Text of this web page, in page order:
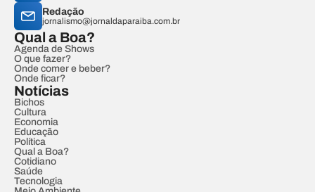
Redação
jornalismo@jornaldaparaiba.com.br
Qual a Boa?
Agenda de Shows
O que fazer?
Onde comer e beber?
Onde ficar?
Notícias
Bichos
Cultura
Economia
Educação
Política
Qual a Boa?
Cotidiano
Saúde
Tecnologia